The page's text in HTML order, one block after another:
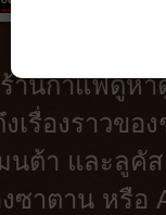
านกาแฟดูห
งเรื่องราวข
นต้า และลูคั
ซาตาน หรือ